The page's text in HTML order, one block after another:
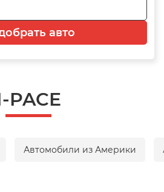
авто
PACE
Автомобили из Америки